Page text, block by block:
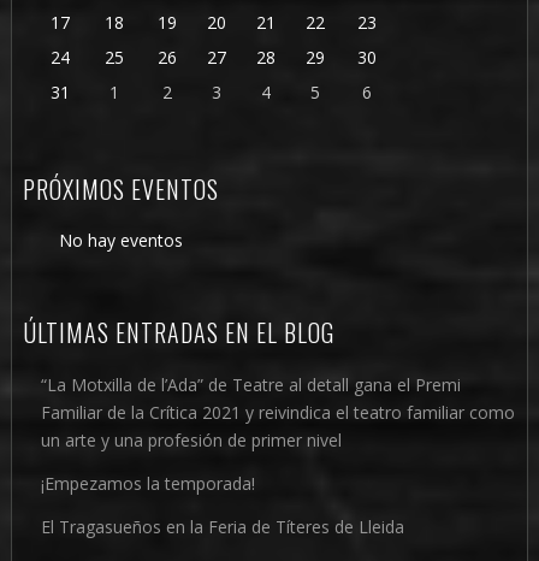
17
18 19 20 21 22
23
24
25 26 27 28 29
30
31
1 2 3 4 5 6
PRÓXIMOS EVENTOS
No hay eventos
ÚLTIMAS ENTRADAS EN EL BLOG
“La Motxilla de l’Ada” de Teatre al detall gana el Premi
Familiar de la Crítica 2021 y reivindica el teatro familiar como
un arte y una profesión de primer nivel
¡Empezamos la temporada!
El Tragasueños en la Feria de Títeres de Lleida